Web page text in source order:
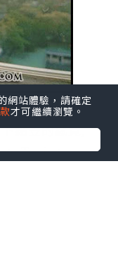
黏笠的感覺,
Toning
站體驗，請確定
才可繼續瀏覽。